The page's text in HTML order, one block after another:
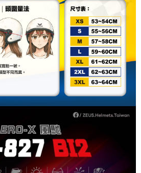
司。
瀏覽以下網址：
得法定代理人或監護人之同意方可使用
同意申辦者引起之損失，本公司不負相關責
時，將依據個別帳號之用戶狀況，依本公司即
若仍有額度不足之情形，本公司將視審查結果
使用他人資訊註冊。若發現惡意使用之情形，
停止該用戶之使用額度並採取法律行動。